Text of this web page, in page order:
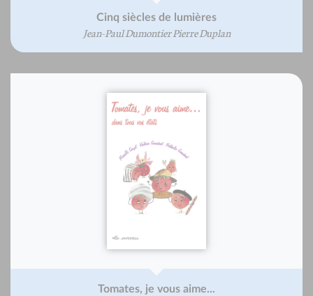
Cinq siècles de lumières
Jean-Paul Dumontier Pierre Duplan
Tomates, je vous aime...